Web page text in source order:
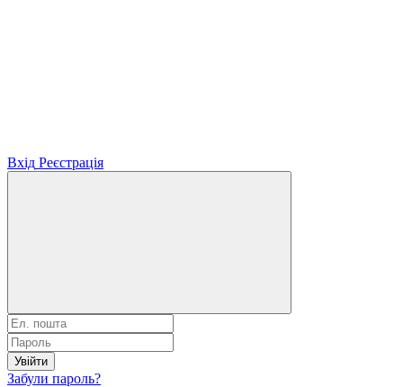
Вхід Реєстрація
Увійти
Забули пароль?